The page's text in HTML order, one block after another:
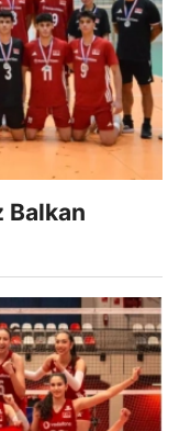
Balkan